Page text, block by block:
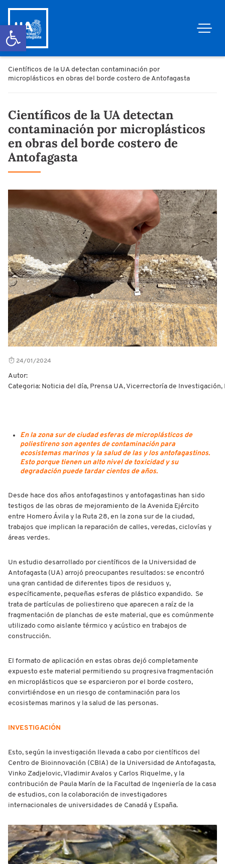
Abrir barra de herramientas
Científicos de la UA detectan contaminación por
microplásticos en obras del borde costero de Antofagasta
Científicos de la UA detectan
contaminación por microplásticos
en obras del borde costero de
Antofagasta
24/01/2024
Autor:
Categoria: Noticia del día, Prensa UA, Vicerrectoría de
En la zona sur de ciudad esferas de microplásticos de
poliestireno son agentes de contaminación para
ecosistemas marinos y la salud de las y los antofagastinos.
Esto porque tienen un alto nivel de toxicidad y su
degradación puede tardar cientos de años.
Desde hace dos años antofagastinos y antofagastinas han sido
testigos de las obras de mejoramiento de la Avenida Ejército
entre Homero Ávila y la Ruta 28, en la zona sur de la ciudad,
trabajos que implican la reparación de calles, veredas, ciclovías y
áreas verdes.
Un estudio desarrollado por científicos de la Universidad de
Antofagasta (UA) arrojó preocupantes resultados: se encontró
una gran cantidad de diferentes tipos de residuos y,
específicamente, pequeñas esferas de plástico expandido. Se
trata de partículas de poliestireno que aparecen a raíz de la
fragmentación de planchas de este material, que es comúnmente
utilizado como aislante térmico y acústico en trabajos de
construcción.
El formato de aplicación en estas obras dejó completamente
expuesto este material permitiendo su progresiva fragmentación
en microplásticos que se esparcieron por el borde costero,
convirtiéndose en un riesgo de contaminación para los
ecosistemas marinos y la salud de las personas.
INVESTIGACIÓN
Esto, según la investigación llevada a cabo por científicos del
Centro de Bioinnovación (CBIA) de la Universidad de Antofagasta,
Vinko Zadjelovic, Vladimir Avalos y Carlos Riquelme, y la
contribución de Paula Marín de la Facultad de Ingeniería de la casa
de estudios, con la colaboración de investigadores
internacionales de universidades de Canadá y España.